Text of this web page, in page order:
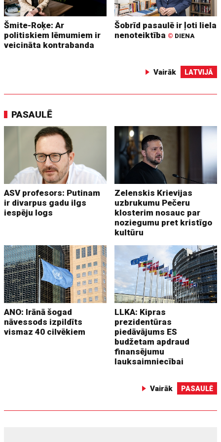
Šmite-Roķe: Ar
politiskiem lēmumiem ir
veicināta kontrabanda
Šobrīd pasaulē ir ļoti liela
nenoteiktība © DIENA
Vairāk LATVIJĀ
PASAULĒ
ASV profesors: Putinam
ir divarpus gadu ilgs
iespēju logs
Zelenskis Krievijas
uzbrukumu Pečeru
klosterim nosauc par
noziegumu pret kristīgo
kultūru
ANO: Irānā šogad
nāvessods izpildīts
vismaz 40 cilvēkiem
LLKA: Kipras
prezidentūras
piedāvājums ES
budžetam apdraud
finansējumu
lauksaimniecībai
Vairāk PASAULĒ